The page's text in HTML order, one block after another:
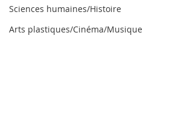
Sciences humaines/Histoire
Arts plastiques/Cinéma/Musique